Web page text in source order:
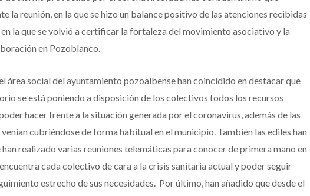
la reunión, en la que se hizo un balance positivo de las atenciones recibidas
la que se volvió a certificar la fortaleza del movimiento asociativo y la
en Pozoblanco.
área social del ayuntamiento pozoalbense han coincidido en destacar que
se está poniendo a disposición de los colectivos todos los recursos
hacer frente a la situación generada por el coronavirus, además de las
cubriéndose de forma habitual en el municipio. También las ediles han
realizado varias reuniones telemáticas para conocer de primera mano en
cada colectivo de cara a la crisis sanitaria actual y poder seguir
estrecho de sus necesidades. Por último, han añadido que desde el